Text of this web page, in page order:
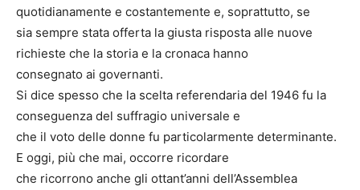
quotidianamente e costantemente e, soprattutto, se
sia sempre stata offerta la giusta risposta alle nuove
richieste che la storia e la cronaca hanno
consegnato ai governanti.
Si dice spesso che la scelta referendaria del 1946 fu la
conseguenza del suffragio universale e
che il voto delle donne fu particolarmente determinante.
E oggi, più che mai, occorre ricordare
che ricorrono anche gli ottant’anni dell’Assemblea